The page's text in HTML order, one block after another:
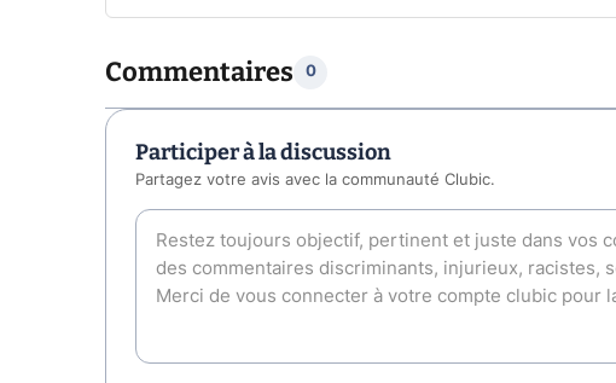
Commentaires 0
Participer à la discussion
Partagez votre avis avec la communauté Clubic.